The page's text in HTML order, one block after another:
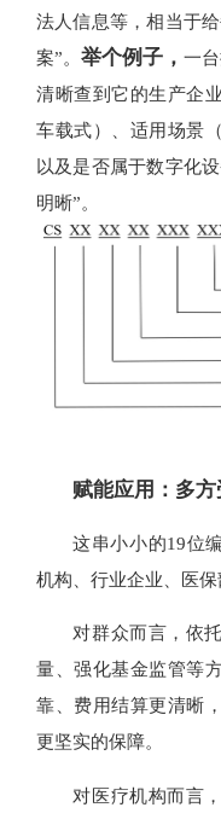
法人信息等，相当于
案”。 举个例子， 一
清晰查到它的生产企
车载式）、适用场景
以及是否属于数字化
明晰”。
赋能应用：多
这串小小的19位
机构、行业企业、医保
对群众而言，依
量、强化基金监管等
靠、费用结算更清晰
更坚实的保障。
对医疗机构而言